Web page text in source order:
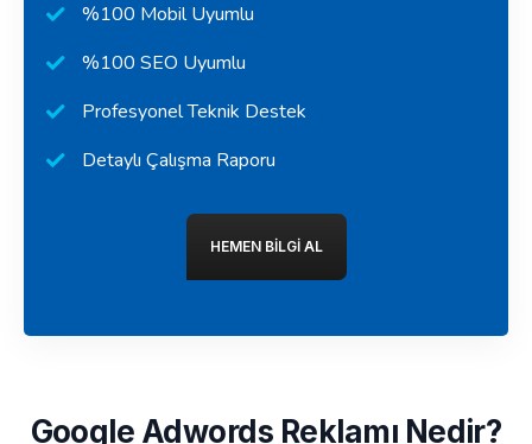
%100 Mobil Uyumlu
%100 SEO Uyumlu
Profesyonel Teknik Destek
Detaylı Çalışma Raporu
HEMEN BILGI AL
Google Adwords Reklamı Nedir?